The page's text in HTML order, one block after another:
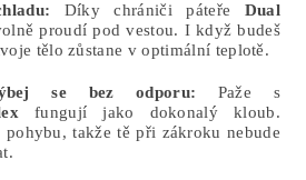
Díky chrániči páteře Dual
proudí pod vestou. I když budeš
tělo zůstane v optimální teplotě.
se bez odporu: Paže s
fungují jako dokonalý kloub.
takže tě při zákroku nebude